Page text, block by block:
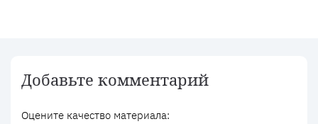
Добавьте комментарий
Оцените качество материала: